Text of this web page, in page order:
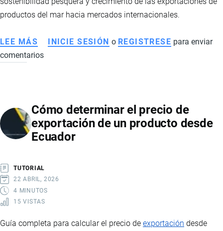
productos del mar hacia mercados internacionales.
LEE MÁS SOBRE
ECUADOR
MUNDIAL
EN
EXPORTACIÓN
PRODUCTOS
DEL
INICIE SESIÓN o REGISTRESE para enviar
comentarios
Cómo determinar el precio de
exportación de un producto desde
Ecuador
TUTORIAL
22 ABRIL, 2026
4 MINUTOS
15 VISTAS
Guía completa para calcular el precio de exportación desde